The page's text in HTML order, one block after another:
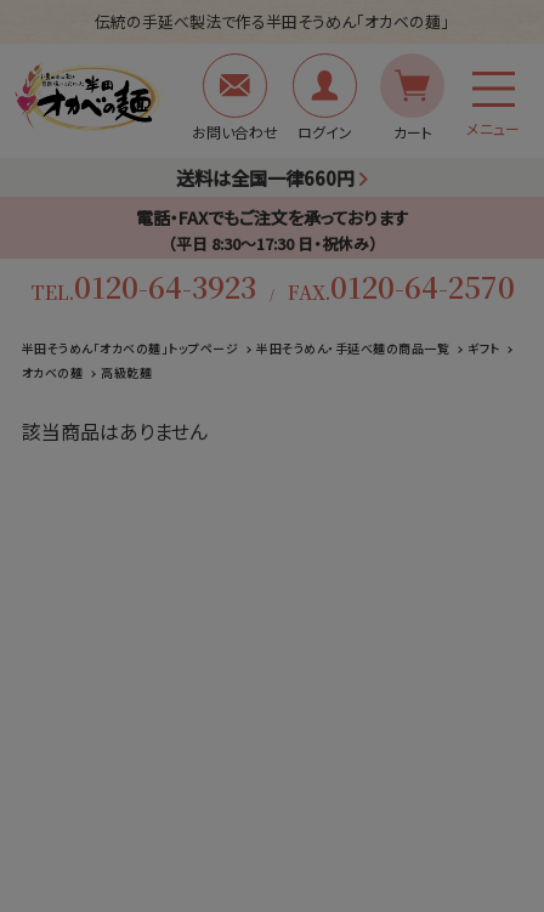
伝統の手延べ製法で作る半田そうめん「オカベの麺」
お問い合わせ ログイン カート メニュー
送料は全国一律660円
電話・FAXでもご注文を承っております
（平日 8:30〜17:30 日・祝休み）
TEL.0120-64-3923 / FAX.0120-64-2570
半田そうめん「オカベの麺」トップページ 半田そうめん・手延べ麺の商品一覧
ギフト
オカベの麺
高級乾麺
該当商品はありません